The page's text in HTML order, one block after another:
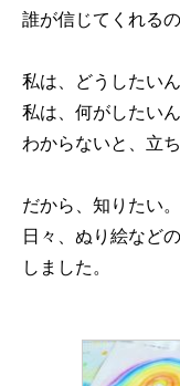
誰が信じてくれる
私は、どうしたい
私は、何がしたい
わからないと、立
だから、知りたい。
日々、ぬり絵など
しました。